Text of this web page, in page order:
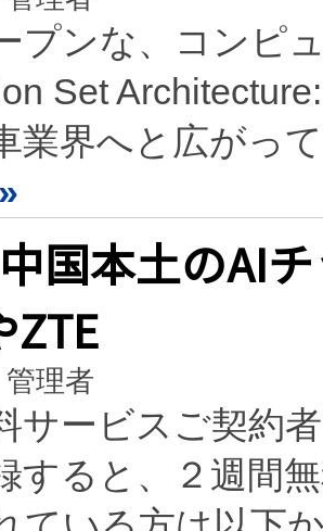
プンな、コンピ
Set
業界へと広がっ
»
国本土のAI
ZTE
理者
サービスご契約
すると、２週間